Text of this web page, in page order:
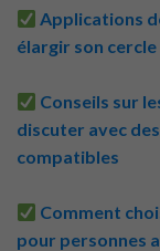
Applications
élargir son cercle
Conseils sur
discuter avec
compatibles
Comment
pour personnes